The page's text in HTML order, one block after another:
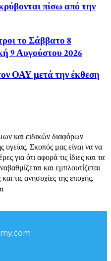
πίσω από την
το Σάββατο 8
9 Αυγούστου 2026
ΟΑΥ μετά την έκθεση
και ειδικών διαφόρων
Σκοπός μας είναι να να
για ότι αφορά τις ίδιες και τα
και εμπλουτίζεται
τις ανησυχίες της εποχής.